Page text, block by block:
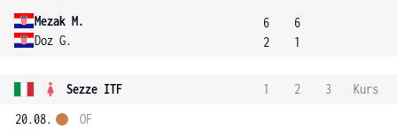
Mezak M.
Doz G.
6
2
6
1
Sezze ITF 1 2 3
Kurs
20.08.
OF